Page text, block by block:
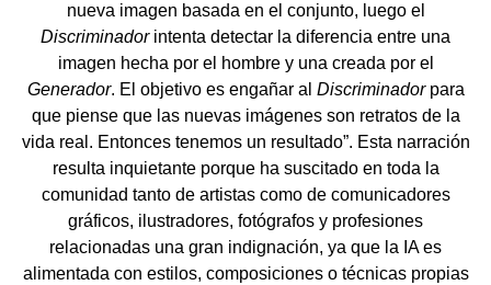
nueva imagen basada en el conjunto, luego el
Discriminador intenta detectar la diferencia entre una
imagen hecha por el hombre y una creada por el
Generador. El objetivo es engañar al Discriminador para
que piense que las nuevas imágenes son retratos de la
vida real. Entonces tenemos un resultado”. Esta narración
resulta inquietante porque ha suscitado en toda la
comunidad tanto de artistas como de comunicadores
gráficos, ilustradores, fotógrafos y profesiones
relacionadas una gran indignación, ya que la IA es
alimentada con estilos, composiciones o técnicas propias